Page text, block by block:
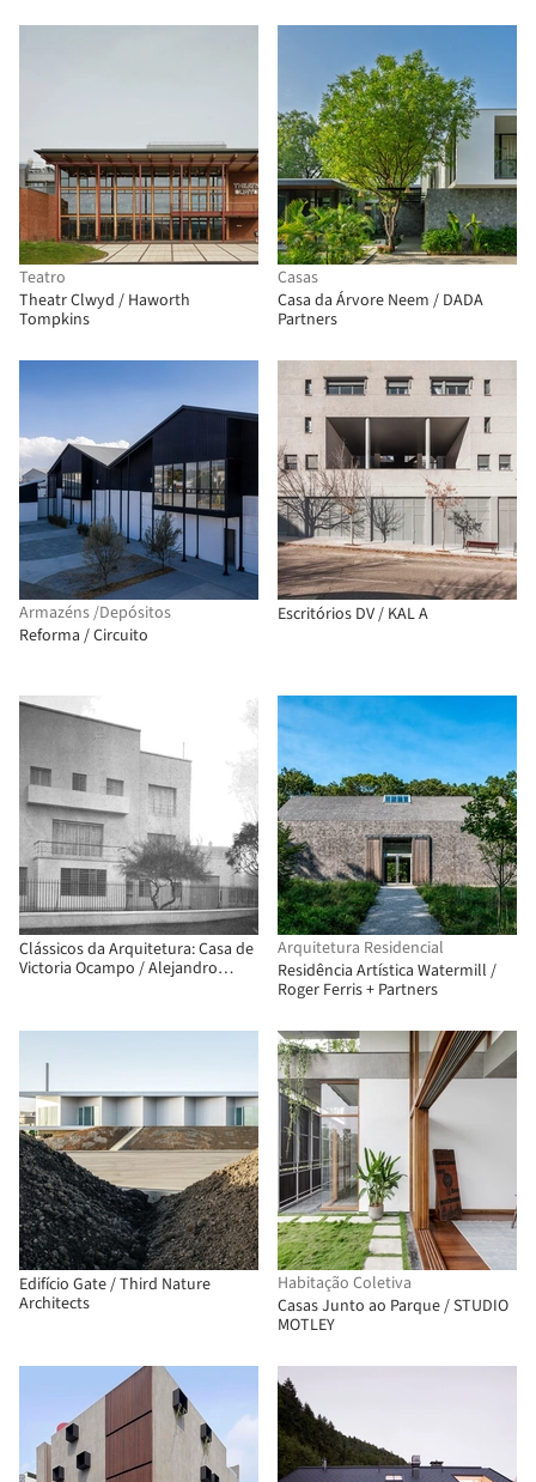
Teatro
Theatr Clwyd / Haworth
Tompkins
Casas
Casa da Árvore Neem / DADA
Partners
Armazéns /Depósitos
Reforma / Circuito
Escritórios DV / KAL A
Clássicos da Arquitetura: Casa de
Victoria Ocampo / Alejandro
Arquitetura Residencial
Residência Artística Watermill /
Roger Ferris + Partners
Edifício Gate / Third Nature
Architects
Habitação Coletiva
Casas Junto ao Parque / STUDIO
MOTLEY